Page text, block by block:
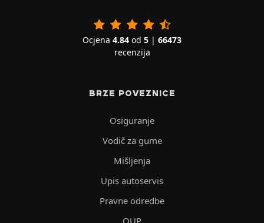
Ocjena 4.84 od 5 | 66473
recenzija
BRZE POVEZNICE
Osiguranje
Vodič za gume
Mišljenja
Upis autoservis
Pravne odredbe